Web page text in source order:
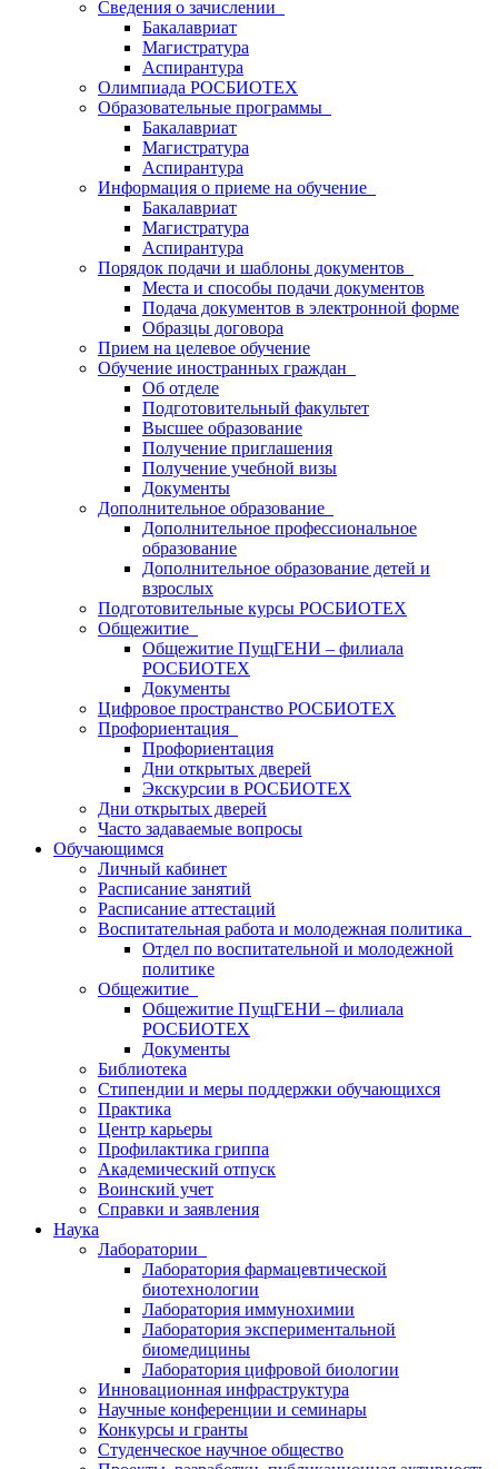
Сведения о зачислении
Бакалавриат
Магистратура
Аспирантура
Олимпиада РОСБИОТЕХ
Образовательные программы
Бакалавриат
Магистратура
Аспирантура
Информация о приеме на обучение
Бакалавриат
Магистратура
Аспирантура
Порядок подачи и шаблоны документов
Места и способы подачи документов
Подача документов в электронной форме
Образцы договора
Прием на целевое обучение
Обучение иностранных граждан
Об отделе
Подготовительный факультет
Высшее образование
Получение приглашения
Получение учебной визы
Документы
Дополнительное образование
Дополнительное профессиональное
образование
Дополнительное образование детей и
взрослых
Подготовительные курсы РОСБИОТЕХ
Общежитие
Общежитие ПущГЕНИ – филиала
РОСБИОТЕХ
Документы
Цифровое пространство РОСБИОТЕХ
Профориентация
Профориентация
Дни открытых дверей
Экскурсии в РОСБИОТЕХ
Дни открытых дверей
Часто задаваемые вопросы
Обучающимся
Личный кабинет
Расписание занятий
Расписание аттестаций
Воспитательная работа и молодежная политика
Отдел по воспитательной и молодежной
политике
Общежитие
Общежитие ПущГЕНИ – филиала
РОСБИОТЕХ
Документы
Библиотека
Стипендии и меры поддержки обучающихся
Практика
Центр карьеры
Профилактика гриппа
Академический отпуск
Воинский учет
Справки и заявления
Наука
Лаборатории
Лаборатория фармацевтической
биотехнологии
Лаборатория иммунохимии
Лаборатория экспериментальной
биомедицины
Лаборатория цифровой биологии
Инновационная инфраструктура
Научные конференции и семинары
Конкурсы и гранты
Студенческое научное общество